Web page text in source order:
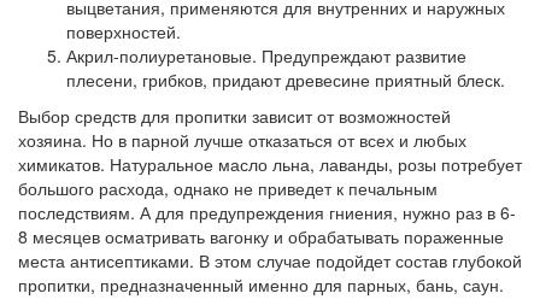
выцветания, применяются для внутренних и наружных
поверхностей.
Акрил-полиуретановые. Предупреждают развитие
плесени, грибков, придают древесине приятный блеск.
Выбор средств для пропитки зависит от возможностей
хозяина. Но в парной лучше отказаться от всех и любых
химикатов. Натуральное масло льна, лаванды, розы потребует
большого расхода, однако не приведет к печальным
последствиям. А для предупреждения гниения, нужно раз в 6-
8 месяцев осматривать вагонку и обрабатывать пораженные
места антисептиками. В этом случае подойдет состав глубокой
пропитки, предназначенный именно для парных, бань, саун.